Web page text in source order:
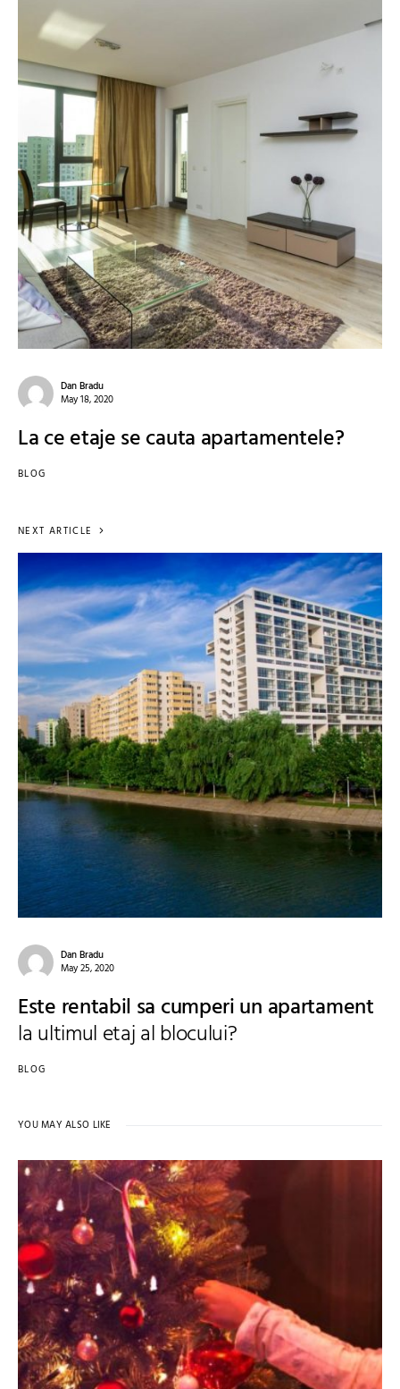
Dan Bradu
May 18, 2020
La ce etaje se cauta apartamentele?
BLOG
NEXT ARTICLE
Dan Bradu
May 25, 2020
Este rentabil sa cumperi un apartament
la ultimul etaj al blocului?
BLOG
YOU MAY ALSO LIKE